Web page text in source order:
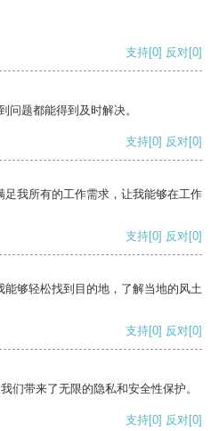
支持[0] 反对[0]
问题都能得到及时解决。
支持[0] 反对[0]
我所有的工作需求，让我能够在工作
支持[0] 反对[0]
够轻松找到目的地，了解当地的风土
支持[0] 反对[0]
们带来了无限的隐私和安全性保护。
支持[0] 反对[0]